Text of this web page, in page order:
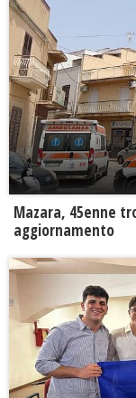
Mazara, 45enne
aggiornamento